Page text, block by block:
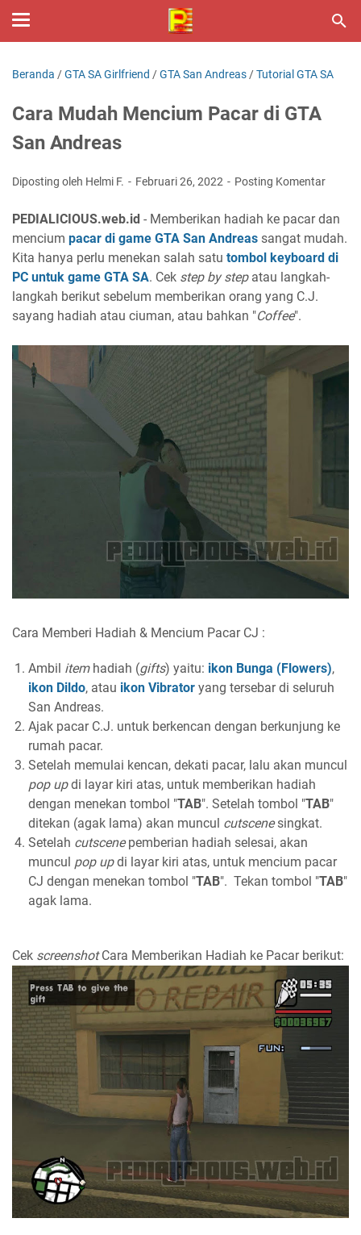
Beranda /GTA SA Girlfriend /GTA San Andreas /Tutorial GTA SA
Cara Mudah Mencium Pacar di GTA
San Andreas
Diposting oleh Helmi F. Februari 26, 2022 Posting Komentar
PEDIALICIOUS.web.id - Memberikan hadiah ke pacar dan
mencium pacar di game GTA San Andreas sangat mudah.
Kita hanya perlu menekan salah satu tombol keyboard di
PC untuk game GTA SA. Cek step by stepatau langkah-
langkah berikut sebelum memberikan orang yang C.J.
sayang hadiah atau ciuman, atau bahkan "Coffee".
Cara Memberi Hadiah & Mencium Pacar CJ :
Ambil itemhadiah (gifts) yaitu: ikon Bunga (Flowers),
ikon Dildo, atau ikon Vibrator yang tersebar di seluruh
San Andreas.
Ajak pacar C.J. untuk berkencan dengan berkunjung ke
rumah pacar.
Setelah memulai kencan, dekati pacar, lalu akan muncul
pop updi layar kiri atas, untuk memberikan hadiah
dengan menekan tombol "TAB". Setelah tombol "TAB"
ditekan (agak lama) akan muncul cutscenesingkat.
Setelah cutscenepemberian hadiah selesai, akan
muncul pop updi layar kiri atas, untuk mencium pacar
CJ dengan menekan tombol "TAB". Tekan tombol "TAB"
agak lama.
Cek screenshotCara Memberikan Hadiah ke Pacar berikut: